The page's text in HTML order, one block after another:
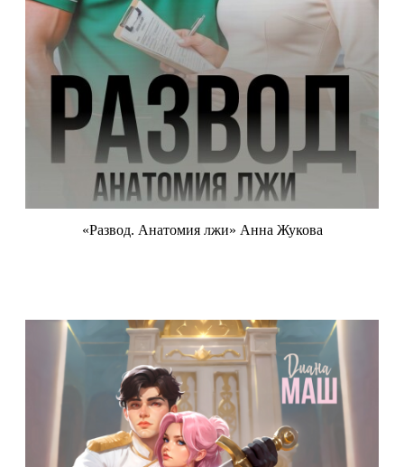
«Развод. Анатомия лжи» Анна Жукова